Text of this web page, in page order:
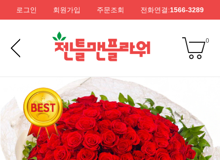
로그인 회원가입 주문조회 전화연결:1566-3289
0